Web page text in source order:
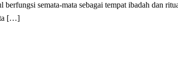
semata-mata sebagai tempat ibadah dan
[…]